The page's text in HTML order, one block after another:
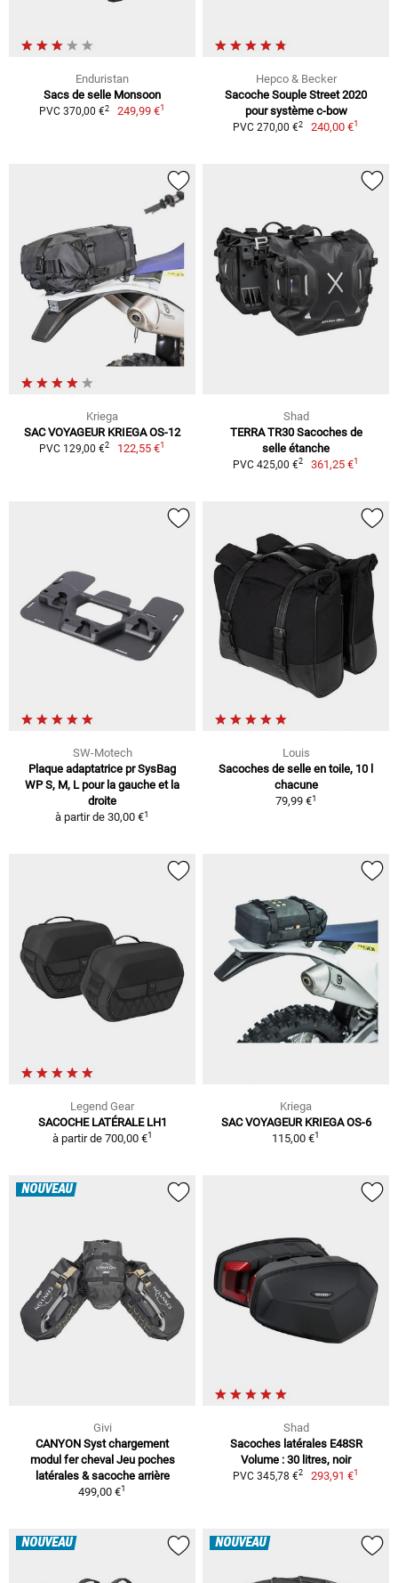
Enduristan
Sacs de selle Monsoon
PVC 370,00 €2 249,99 €1
Hepco & Becker
Sacoche Souple Street 2020
pour système c-bow
PVC 270,00 €2 240,00 €1
Kriega
SAC VOYAGEUR KRIEGA OS-12
PVC 129,00 €2 122,55 €1
Shad
TERRA TR30 Sacoches de
selle étanche
PVC 425,00 €2 361,25 €1
SW-Motech
Plaque adaptatrice pr SysBag
WP S, M, L pour la gauche et la
droite
à partir de 30,00 €1
Louis
Sacoches de selle en toile, 10 l
chacune
79,99 €1
Legend Gear
SACOCHE LATÉRALE LH1
à partir de 700,00 €1
Kriega
SAC VOYAGEUR KRIEGA OS-6
115,00 €1
NOUVEAU
Givi
CANYON Syst chargement
modul fer cheval Jeu poches
latérales & sacoche arrière
499,00 €1
Shad
Sacoches latérales E48SR
Volume : 30 litres, noir
PVC 345,78 €2 293,91 €1
NOUVEAU NOUVEAU